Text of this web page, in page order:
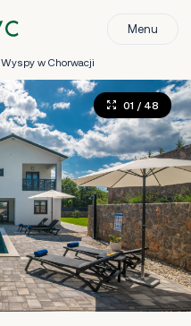
Menu
Wyspy w Chorwacji
01 / 48